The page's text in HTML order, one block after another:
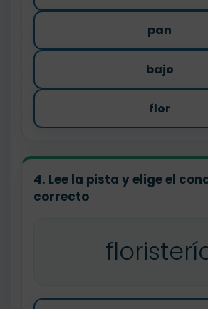
pan
bajo
flor
4. Lee la pista y elige el
correcto